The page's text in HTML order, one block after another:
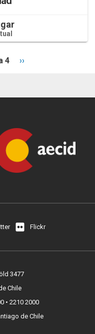
4
Siguiente
››
Flickr
3477
Chile
• 2210 2000
de Chile